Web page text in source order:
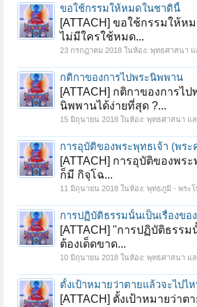
ขอใช้กรรมให้หมดในชาตินี้
[ATTACH] ขอใช้กรรมให้ห
ไม่มีใครใช้หมด...
23 กรกฎาคม 2018 ในห้อง: พุทธศาสนา แ
กติกาของการไปพระนิพพาน
[ATTACH] กติกาของการไ
นิพพานได้ง่ายที่สุด ?...
15 มิถุนายน 2018 ในห้อง: พุทธศาสนา แล
การอุบัติของพระพุทธเจ้า (พร
[ATTACH] การอุบัติของพร
ก็มี กิจฺโฉ...
11 มิถุนายน 2018 ในห้อง: พุทธภูมิ - พระ
การปฏิบัติธรรมนั้นเป็นเรื่องขอ
[ATTACH] "การปฏิบัติธรรม
ต้องเด็ดขาด...
10 มิถุนายน 2018 ในห้อง: พุทธศาสนา แล
ตั้งเป้าหมายว่าตายแล้วจะไปไ
[ATTACH] ตั้งเป้าหมายว่า